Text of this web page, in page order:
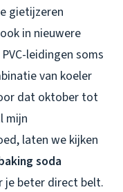
gietijzeren
in nieuwere
leidingen soms
van koeler
dat oktober tot
mijn
laten we kijken
soda
je beter direct belt.